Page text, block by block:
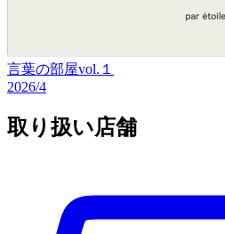
言葉の部屋vol.１
2026/4
取り扱い店舗